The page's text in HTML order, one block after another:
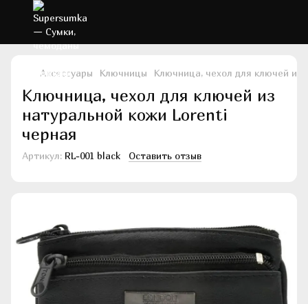
Аксессуары Ключницы Ключница, чехол для ключей из
Ключница, чехол для ключей из
натуральной кожи Lorenti
черная
Артикул: RL-001 black Оставить отзыв